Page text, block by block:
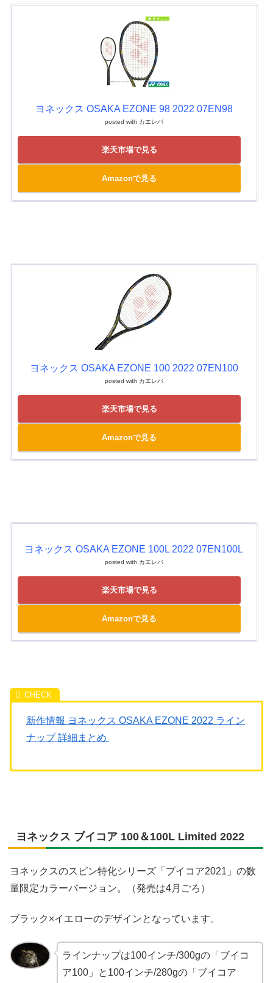
ヨネックス OSAKA EZONE 98 2022 07EN98
posted with カエレバ
楽天市場で見る
Amazonで見る
ヨネックス OSAKA EZONE 100 2022 07EN100
posted with カエレバ
楽天市場で見る
Amazonで見る
ヨネックス OSAKA EZONE 100L 2022 07EN100L
posted with カエレバ
楽天市場で見る
Amazonで見る
新作情報 ヨネックス OSAKA EZONE 2022 ライン
ナップ 詳細まとめ
ヨネックス ブイコア 100＆100L Limited 2022
ヨネックスのスピン特化シリーズ「ブイコア2021」の数
量限定カラーバージョン。（発売は4月ごろ）
ブラック×イエローのデザインとなっています。
ラインナップは100インチ/300gの「ブイコ
ア100」と100インチ/280gの「ブイコア